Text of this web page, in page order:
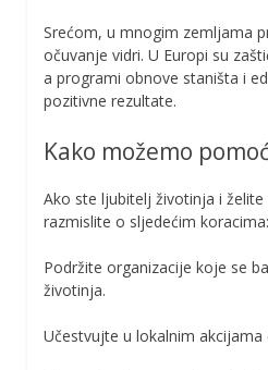
Srećom, u mnogim zemljama
očuvanje vidri. U Europi su
a programi obnove staništa i
pozitivne rezultate.
Kako možemo
Ako ste ljubitelj životinja i
razmislite o sljedećim koracima:
Podržite organizacije koje se
životinja.
Učestvujte u lokalnim akcijama